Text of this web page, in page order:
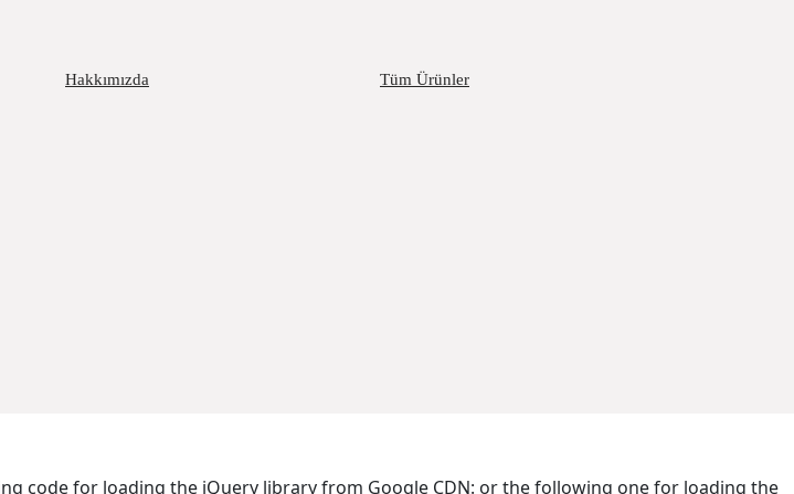
Hakkımızda Tüm Ürünler
code for loading the jQuery library from Google CDN: or the following one for loading the